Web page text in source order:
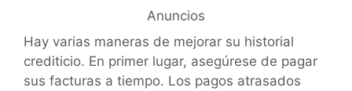
Anuncios
Hay varias maneras de mejorar su historial
crediticio. En primer lugar, asegúrese de pagar
sus facturas a tiempo. Los pagos atrasados